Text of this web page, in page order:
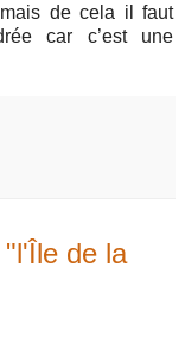
de cela il faut
car c’est une
de la